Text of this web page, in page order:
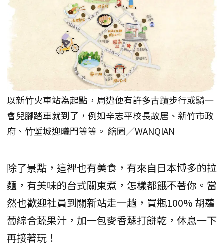
以新竹火車站為起點，周遭便有許多古蹟步行或騎一
會兒腳踏車就到了，例如辛志平校長故居、新竹市政
府、竹塹城迎曦門等等。 繪圖／WANQIAN
除了景點，這裡也有美食，有來自日本博多的拉
麵，有美味的台式關東煮，怎樣都餓不著你。當
然也歡迎社員到關新站走一趟，買瓶100% 胡蘿
蔔綜合蔬果汁，加一包麥香蘇打餅乾，休息一下
再接著玩！